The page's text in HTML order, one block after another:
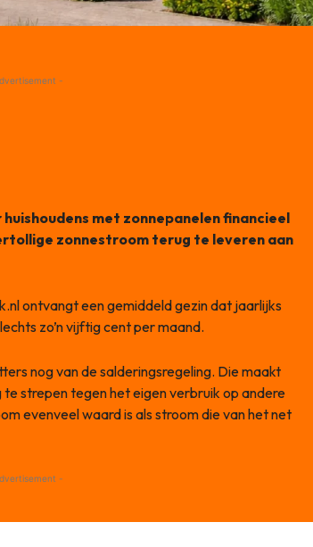
-
met zonnepanelen financieel
zonnestroom terug te leveren aan
ontvangt een gemiddeld gezin dat jaarlijks
zo’n vijftig cent per maand.
nog van de salderingsregeling. Die maakt
strepen tegen het eigen verbruik op andere
evenveel waard is als stroom die van het net
-